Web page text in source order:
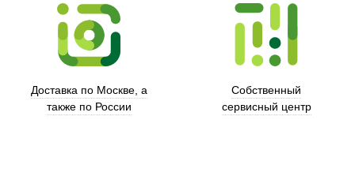
Доставка по Москве, а
также по России
Собственный
сервисный центр